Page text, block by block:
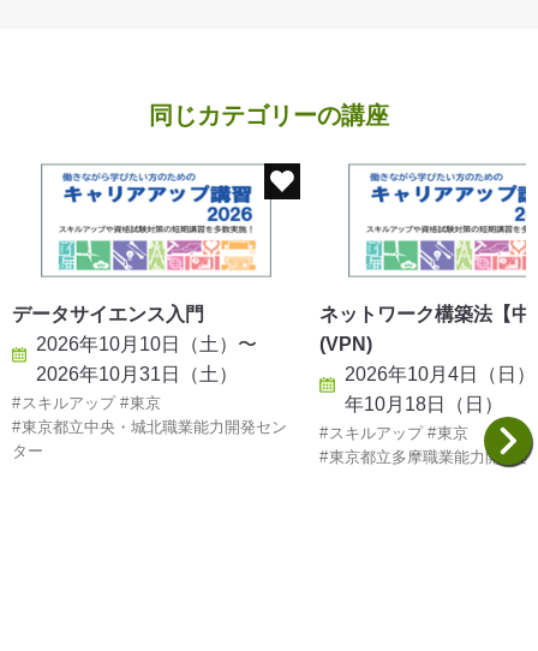
同じカテゴリーの講座
データサイエンス入門
2026年10月10日（土）〜
2026年10月31日（土）
スキルアップ
東京
東京都立中央・城北職業能力開発セン
ター
ネットワーク構築法【中
(VPN)
2026年10月4日（日
年10月18日（日）
スキルアップ
東京
東京都立多摩職業能力開発セ